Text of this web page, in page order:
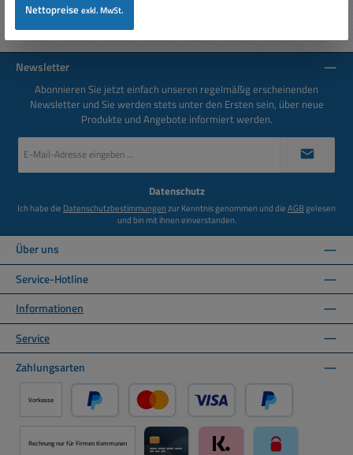
Newsletter
Abonnieren Sie jetzt einfach unseren regelmäßig erscheinenden
Newsletter und Sie werden stets unter den Ersten sein, über neue
Produkte und Angebote informiert werden.
Mail-
Datenschutz
Ich habe die Datenschutzbestimmungenzur Kenntnis genommen und dieAGBgelesen
und bin mit ihnen einverstanden.
Über uns
Service-Hotline
Informationen
Service
Zahlungsarten
Vorkasse
PayPal Kredit- oder Debitkarte über PayPal
Später Bezahlen
Rechnung nur für Firmen Kommunen
Nettopreiseexkl. MwSt.